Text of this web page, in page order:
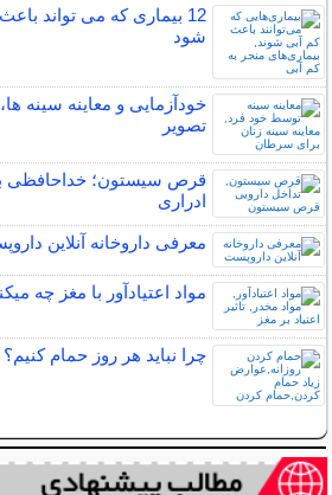
12 بیماری که می تواند
شود
خودآزمایی و معاینه سینه
تصویر
قرص سیستون؛ خداحافظی
ادراری
معرفی داروخانه آنلاین
مواد اعتیادآور با مغز چه
چرا نباید هر روز حمام کنیم؟